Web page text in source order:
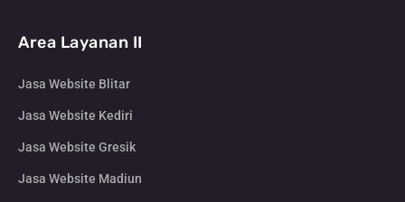
Area Layanan II
Jasa Website Blitar
Jasa Website Kediri
Jasa Website Gresik
Jasa Website Madiun